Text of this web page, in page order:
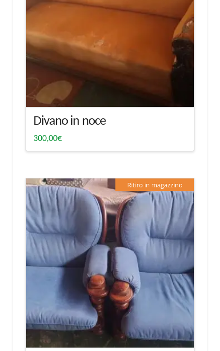
Divano in noce
300,00€
Ritiro in magazzino